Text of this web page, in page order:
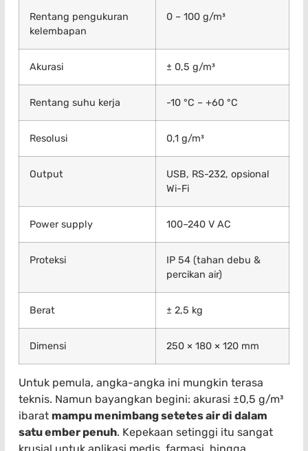
Rentang pengukuran
kelembapan
0 – 100 g/m³
Akurasi ± 0,5 g/m³
Rentang suhu kerja -10 °C – +60 °C
Resolusi 0,1 g/m³
Output
USB, RS-232, opsional
Wi-Fi
Power supply 100–240 V AC
Proteksi
IP 54 (tahan debu &
percikan air)
Berat ± 2,5 kg
Dimensi 250 × 180 × 120 mm
Untuk pemula, angka-angka ini mungkin terasa
teknis. Namun bayangkan begini: akurasi ±0,5 g/m³
ibarat mampu menimbang setetes air di dalam
satu ember penuh. Kepekaan setinggi itu sangat